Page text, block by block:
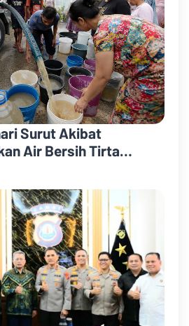
Surut Akibat
Air Bersih Tirta